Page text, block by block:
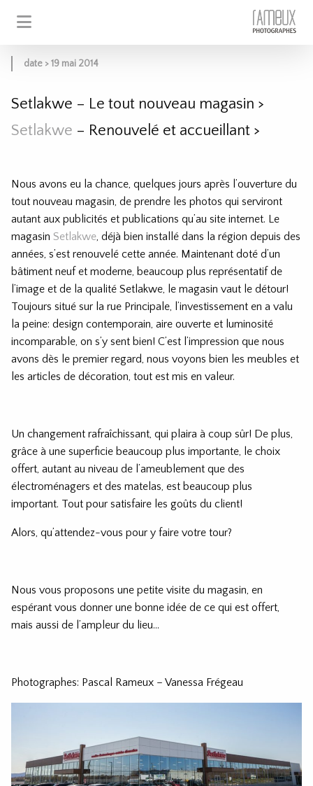
date > 19 mai 2014
Setlakwe – Le tout nouveau magasin >
Setlakwe – Renouvelé et accueillant >
Nous avons eu la chance, quelques jours après l’ouverture du
tout nouveau magasin, de prendre les photos qui serviront
autant aux publicités et publications qu’au site internet. Le
magasin Setlakwe, déjà bien installé dans la région depuis des
années, s’est renouvelé cette année. Maintenant doté d’un
bâtiment neuf et moderne, beaucoup plus représentatif de
l’image et de la qualité Setlakwe, le magasin vaut le détour!
Toujours situé sur la rue Principale, l’investissement en a valu
la peine: design contemporain, aire ouverte et luminosité
incomparable, on s’y sent bien! C’est l’impression que nous
avons dès le premier regard, nous voyons bien les meubles et
les articles de décoration, tout est mis en valeur.
Un changement rafraîchissant, qui plaira à coup sûr! De plus,
grâce à une superficie beaucoup plus importante, le choix
offert, autant au niveau de l’ameublement que des
électroménagers et des matelas, est beaucoup plus
important. Tout pour satisfaire les goûts du client!
Alors, qu’attendez-vous pour y faire votre tour?
Nous vous proposons une petite visite du magasin, en
espérant vous donner une bonne idée de ce qui est offert,
mais aussi de l’ampleur du lieu…
Photographes: Pascal Rameux – Vanessa Frégeau